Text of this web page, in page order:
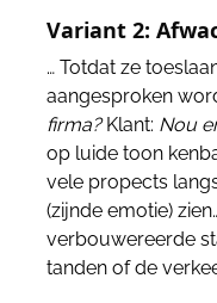
Variant 2:
… Totdat ze
aangesproken
firma?Klant: Nou
op luide toon
vele propects
(zijnde emotie)
verbouwereerde
tanden of de